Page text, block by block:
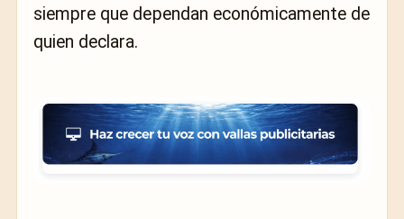
siempre que dependan económicamente de
quien declara.